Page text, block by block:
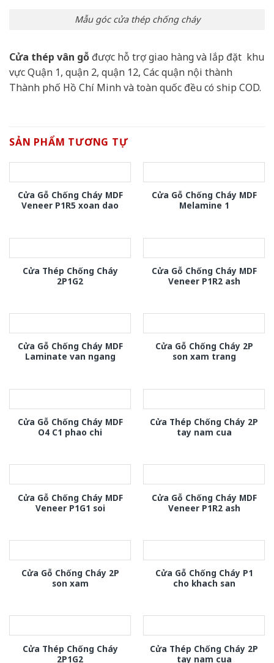
Mẫu góc cửa thép chống cháy
Cửa thép vân gỗ được hỗ trợ giao hàng và lắp đặt khu
vực Quận 1, quận 2, quận 12, Các quận nội thành
Thành phố Hồ Chí Minh và toàn quốc đều có ship COD.
SẢN PHẨM TƯƠNG TỰ
Cửa Gỗ Chống Cháy MDF
Veneer P1R5 xoan dao
Cửa Gỗ Chống Cháy MDF
Melamine 1
Cửa Thép Chống Cháy
2P1G2
Cửa Gỗ Chống Cháy MDF
Veneer P1R2 ash
Cửa Gỗ Chống Cháy MDF
Laminate van ngang
Cửa Gỗ Chống Cháy 2P
son xam trang
Cửa Gỗ Chống Cháy MDF
O4 C1 phao chi
Cửa Thép Chống Cháy 2P
tay nam cua
Cửa Gỗ Chống Cháy MDF
Veneer P1G1 soi
Cửa Gỗ Chống Cháy MDF
Veneer P1R2 ash
Cửa Gỗ Chống Cháy 2P
son xam
Cửa Gỗ Chống Cháy P1
cho khach san
Cửa Thép Chống Cháy
2P1G2
Cửa Thép Chống Cháy 2P
tay nam cua